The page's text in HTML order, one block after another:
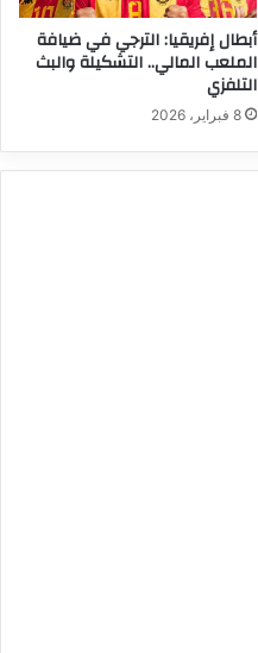
أبطال إفريقيا: الترجي في ضيافة
الملعب المالي.. التشكيلة والبث
التلفزي
8 فبراير، 2026